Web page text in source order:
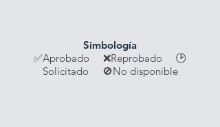
Simbología
✅Aprobado ❌Reprobado 🕑
Solicitado 🚫No disponible